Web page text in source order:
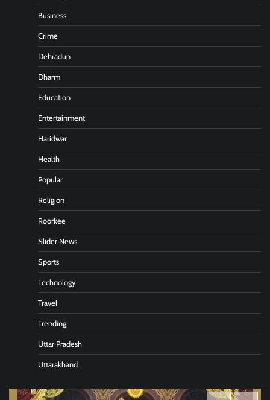
Business
Crime
Dehradun
Dharm
Education
Entertainment
Haridwar
Health
Popular
Religion
Roorkee
Slider News
Sports
Technology
Travel
Trending
Uttar Pradesh
Uttarakhand